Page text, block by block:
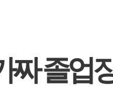
짜 졸업